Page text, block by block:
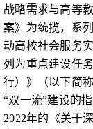
战略需求与高等
案》为统揽，系
动高校社会服务
列为重点建设任
行）》（以下简
“双一流”建设的
2022年的《关于